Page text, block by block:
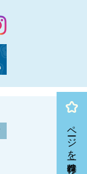
「たびたびほうふ」
ページを一時保存